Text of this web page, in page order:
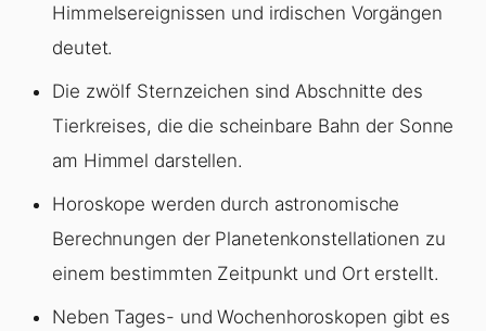
Himmelsereignissen und irdischen Vorgängen
deutet.
Die zwölf Sternzeichen sind Abschnitte des
Tierkreises, die die scheinbare Bahn der Sonne
am Himmel darstellen.
Horoskope werden durch astronomische
Berechnungen der Planetenkonstellationen zu
einem bestimmten Zeitpunkt und Ort erstellt.
Neben Tages- und Wochenhoroskopen gibt es